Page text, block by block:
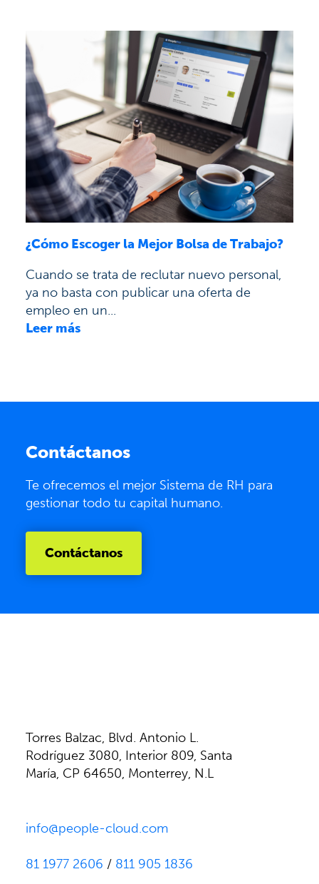
¿Cómo Escoger la Mejor Bolsa de Trabajo?
Cuando se trata de reclutar nuevo personal,
ya no basta con publicar una oferta de
empleo en un...
Leer más
Contáctanos
Te ofrecemos el mejor Sistema de RH para
gestionar todo tu capital humano.
Contáctanos
Torres Balzac, Blvd. Antonio L.
Rodríguez 3080, Interior 809, Santa
María, CP 64650, Monterrey, N.L
info@people-cloud.com
81 1977 2606 / 811 905 1836